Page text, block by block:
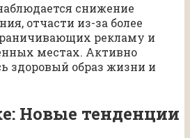
снижение
отчасти из-за более
рекламу и
местах. Активно
здоровый образ жизни и
Новые тенденции